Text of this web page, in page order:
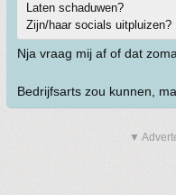
Laten schaduwen?
Zijn/haar socials uitpluizen?
Nja vraag mij af of dat
Bedrijfsarts zou kunnen,
▼